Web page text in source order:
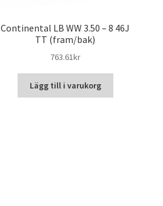
Continental LB WW 3.50 – 8 46J
TT (fram/bak)
763.61kr
Lägg till i varukorg